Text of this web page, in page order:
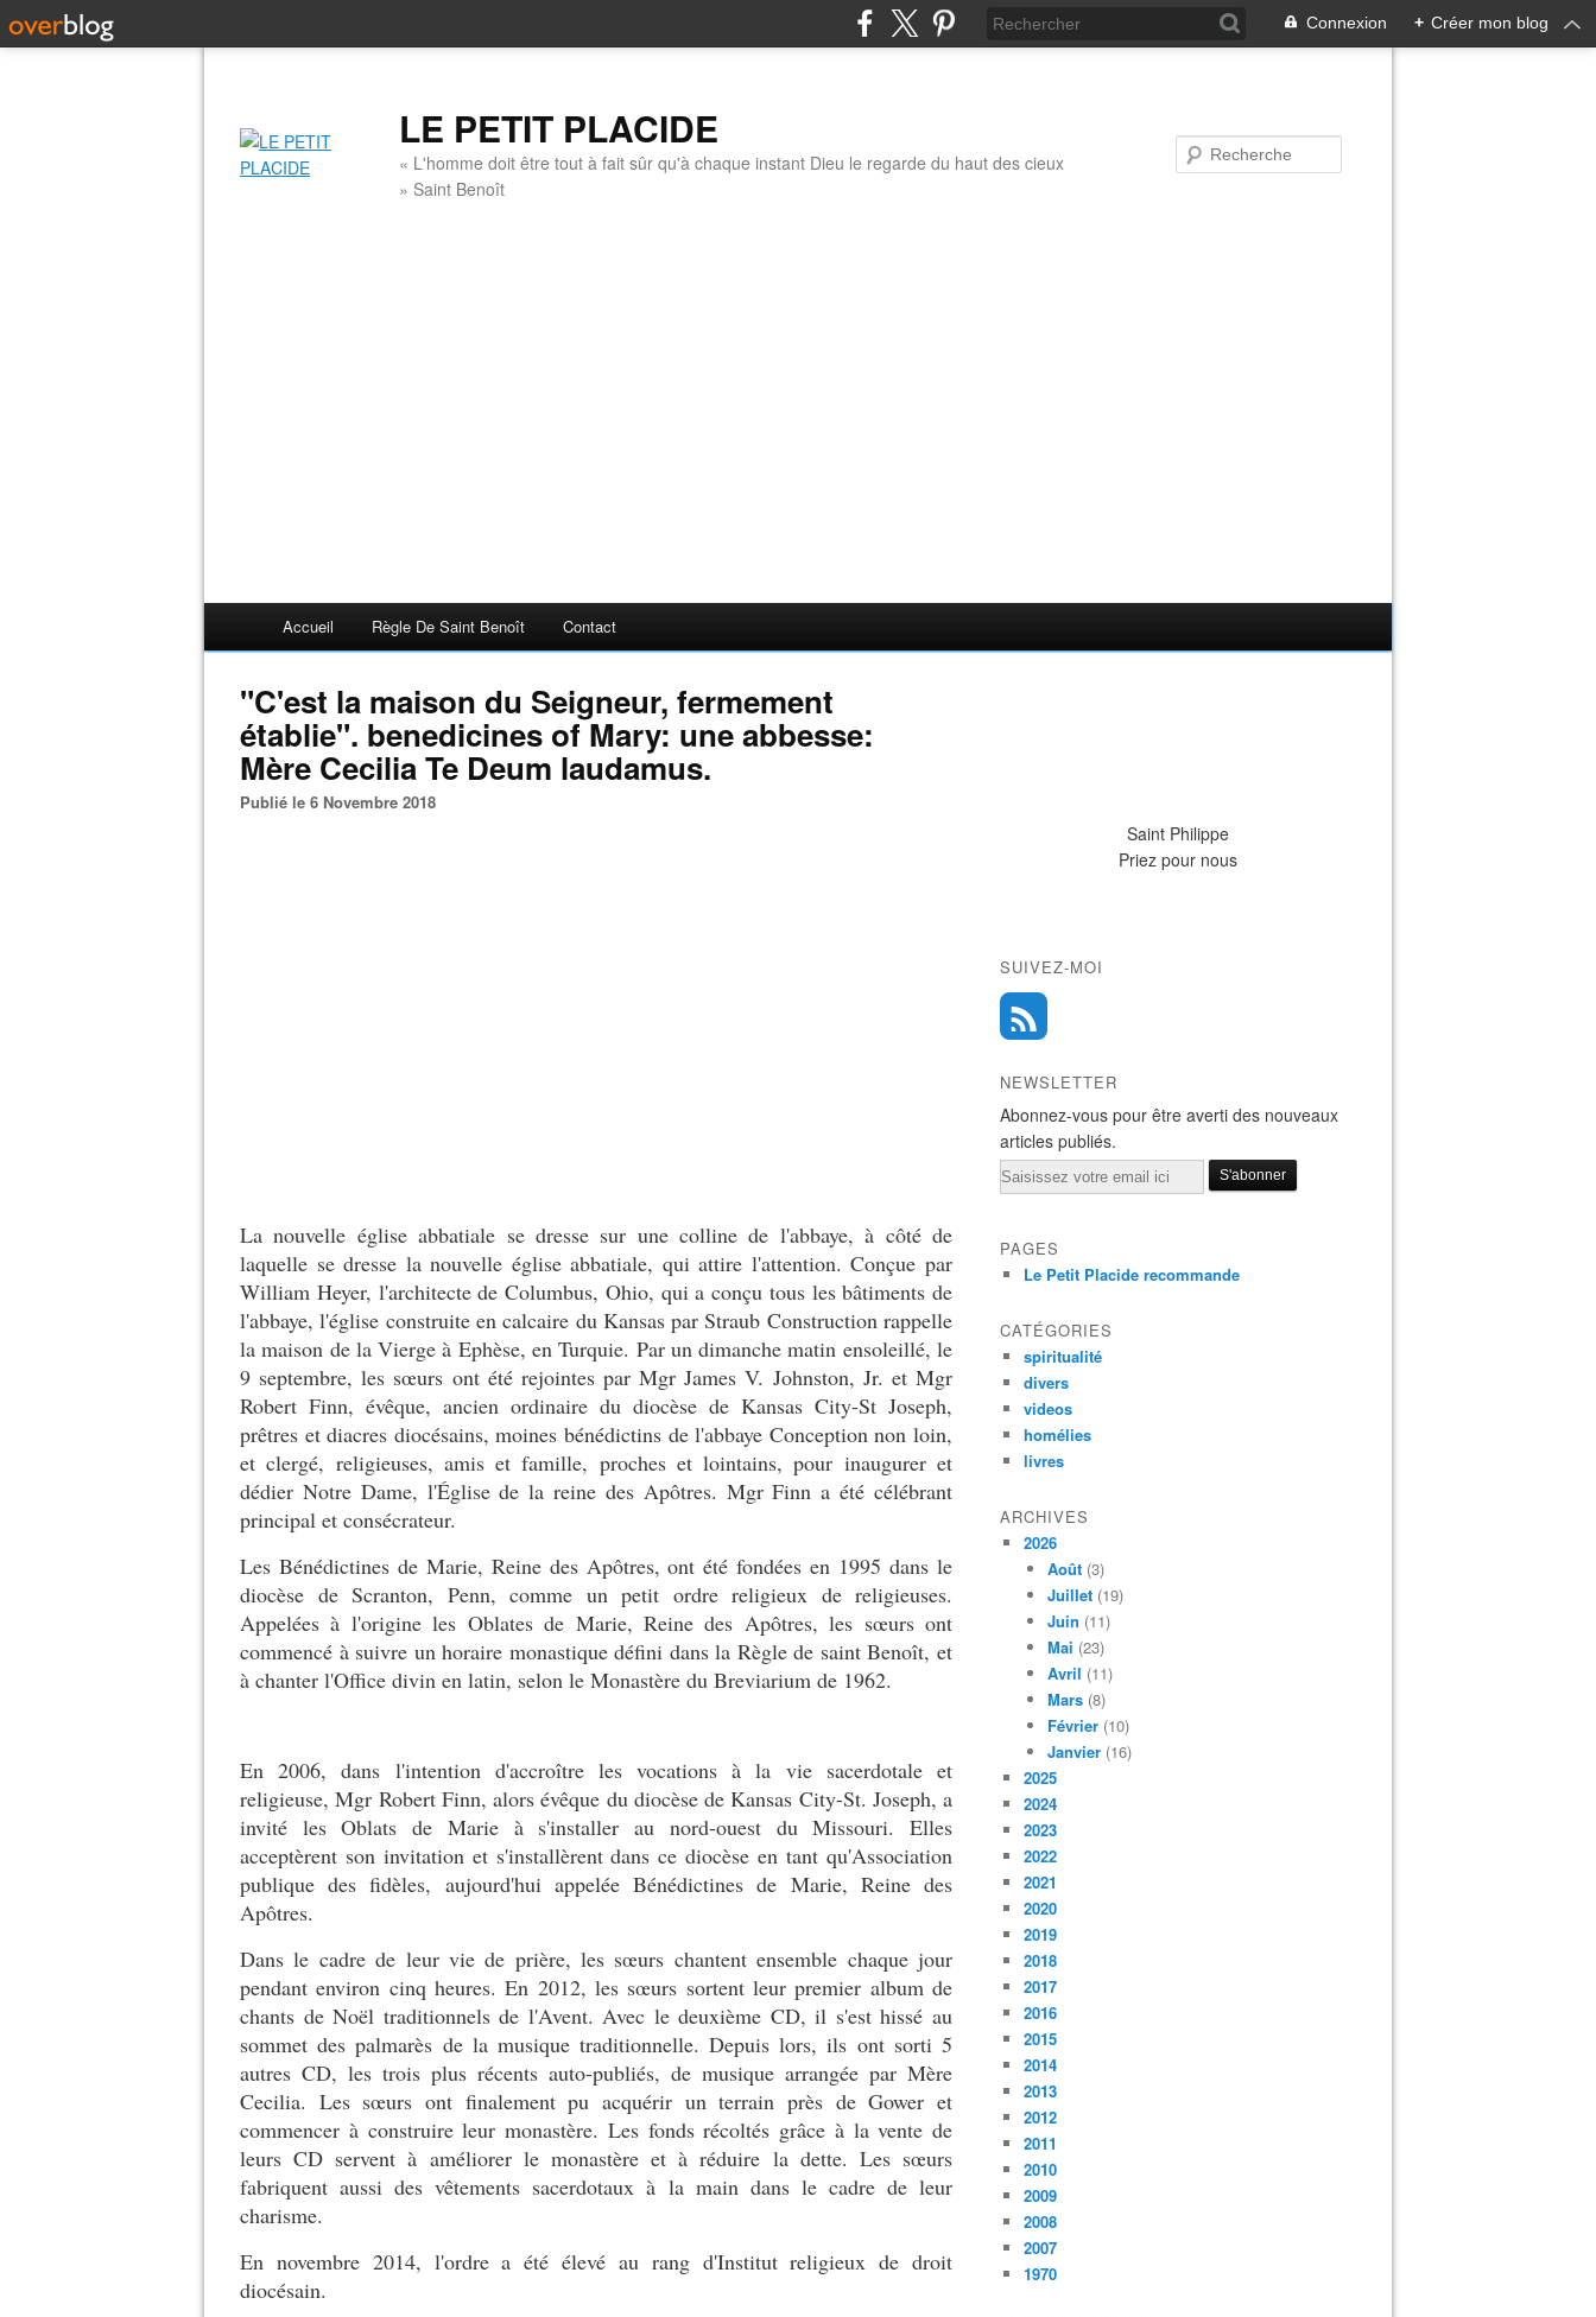
Connexion + Créer mon blog
LE PETIT PLACIDE
« L'homme doit être tout à fait sûr qu'à chaque instant Dieu le regarde du haut des cieux
» Saint Benoît
Accueil Règle De Saint Benoît Contact
"C'est la maison du Seigneur, fermement
établie". benedicines of Mary: une abbesse:
Mère Cecilia Te Deum laudamus.
Publié le 6 Novembre 2018
La nouvelle église abbatiale se dresse sur une colline de l'abbaye, à côté de
laquelle se dresse la nouvelle église abbatiale, qui attire l'attention. Conçue par
William Heyer, l'architecte de Columbus, Ohio, qui a conçu tous les bâtiments de
l'abbaye, l'église construite en calcaire du Kansas par Straub Construction rappelle
la maison de la Vierge à Ephèse, en Turquie. Par un dimanche matin ensoleillé, le
9 septembre, les sœurs ont été rejointes par Mgr James V. Johnston, Jr. et Mgr
Robert Finn, évêque, ancien ordinaire du diocèse de Kansas City-St Joseph,
prêtres et diacres diocésains, moines bénédictins de l'abbaye Conception non loin,
et clergé, religieuses, amis et famille, proches et lointains, pour inaugurer et
dédier Notre Dame, l'Église de la reine des Apôtres. Mgr Finn a été célébrant
principal et consécrateur.
Les Bénédictines de Marie, Reine des Apôtres, ont été fondées en 1995 dans le
diocèse de Scranton, Penn, comme un petit ordre religieux de religieuses.
Appelées à l'origine les Oblates de Marie, Reine des Apôtres, les sœurs ont
commencé à suivre un horaire monastique défini dans la Règle de saint Benoît, et
à chanter l'Office divin en latin, selon le Monastère du Breviarium de 1962.
En 2006, dans l'intention d'accroître les vocations à la vie sacerdotale et
religieuse, Mgr Robert Finn, alors évêque du diocèse de Kansas City-St. Joseph, a
invité les Oblats de Marie à s'installer au nord-ouest du Missouri. Elles
acceptèrent son invitation et s'installèrent dans ce diocèse en tant qu'Association
publique des fidèles, aujourd'hui appelée Bénédictines de Marie, Reine des
Apôtres.
Dans le cadre de leur vie de prière, les sœurs chantent ensemble chaque jour
pendant environ cinq heures. En 2012, les sœurs sortent leur premier album de
chants de Noël traditionnels de l'Avent. Avec le deuxième CD, il s'est hissé au
sommet des palmarès de la musique traditionnelle. Depuis lors, ils ont sorti 5
autres CD, les trois plus récents auto-publiés, de musique arrangée par Mère
Cecilia. Les sœurs ont finalement pu acquérir un terrain près de Gower et
commencer à construire leur monastère. Les fonds récoltés grâce à la vente de
leurs CD servent à améliorer le monastère et à réduire la dette. Les sœurs
fabriquent aussi des vêtements sacerdotaux à la main dans le cadre de leur
charisme.
En novembre 2014, l'ordre a été élevé au rang d'Institut religieux de droit
diocésain.
Saint Philippe
Priez pour nous
SUIVEZ-MOI
NEWSLETTER
Abonnez-vous pour être averti des nouveaux
articles publiés.
Email
PAGES
Le Petit Placide recommande
CATÉGORIES
spiritualité
divers
videos
homélies
livres
ARCHIVES
2026
Août (3)
Juillet (19)
Juin (11)
Mai (23)
Avril (11)
Mars (8)
Février (10)
Janvier (16)
2025
2024
2023
2022
2021
2020
2019
2018
2017
2016
2015
2014
2013
2012
2011
2010
2009
2008
2007
1970